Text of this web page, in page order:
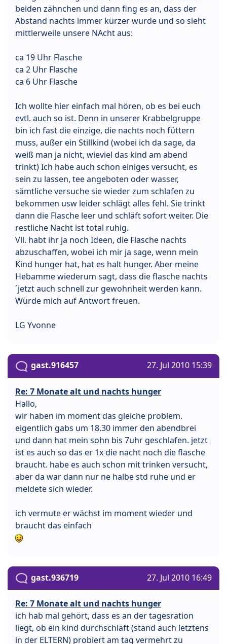
beiden zähnchen und dann fing es an, dass der
Abstand nachts immer kürzer wurde und so sieht
mittlerweile unsere NAcht aus:
ca 19 Uhr Flasche
ca 2 Uhr Flasche
ca 6 Uhr Flasche
Ich wollte hier einfach mal hören, ob es bei euch
evtl. auch so ist. Denn in unserer Krabbelgruppe
bin ich fast die einzige, die nachts noch füttern
muss, außer ein Stillkind (wobei ich da sage, da
weiß man ja nicht, wieviel das kind am abend
trinkt) Ich habe auch schon einiges versucht, es
sein zu lassen, tee angeboten oder wasser,
sämtliche versuche sie wieder zum schlafen zu
bekommen usw leider schlägt alles fehl. Sie trinkt
dann die Flasche leer und schläft sofort weiter. Die
restliche Nacht ist total ruhig.
Vll. habt ihr ja noch Ideen, die Flasche nachts
abzuschaffen, wobei ich mir ja sage, wenn mein
Kind hunger hat, hat es halt hunger. Aber meine
Hebamme wiederum sagt, dass die flasche nachts
´jetzt auch schnell zur gewohnheit werden kann.
Würde mich auf Antwort freuen.
LG Yvonne
gast.916457 27. Jul 2010 15:39
Re: 7 Monate alt und nachts hunger
Hallo,
wir haben im moment das gleiche problem.
eigentlich gabs um 18.30 immer den abendbrei
und dann hat mein sohn bis 7uhr geschlafen. jetzt
ist es auch so das er 1x die nacht noch die flasche
braucht. habe es auch schon mit trinken versucht,
aber da war dann nur ne halbe std ruhe und er
meldete sich wieder.
ich vermute er wächst im moment wieder und
braucht das einfach
gast.936719 27. Jul 2010 16:49
Re: 7 Monate alt und nachts hunger
ich hab mal gehört, dass es an der tagesration
liegt, ob ein kind durchschläft (stand auch letztens
in der ELTERN) probiert am tag vermehrt zu